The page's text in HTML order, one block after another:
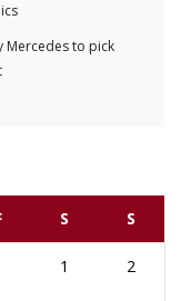
Mercedes to pick
S S
1 2